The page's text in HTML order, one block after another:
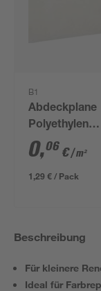
B1
Abdeckplane
Polyethylen
transparent 4
0,06 €/ m²
1,29 € / Pack
Beschreibung
Für kleinere
Ideal für